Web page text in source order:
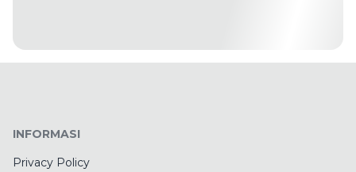
INFORMASI
Privacy Policy